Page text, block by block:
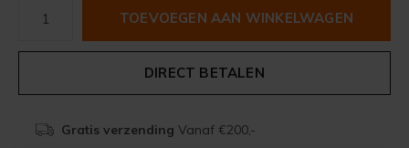
TOEVOEGEN AAN WINKELWAGEN
DIRECT BETALEN
Gratis verzending Vanaf €200,-